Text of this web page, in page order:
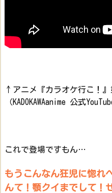
↑アニメ『カラオケ行こ！
（KADOKAWAanime 公式
これで登場ですもん…
もうこんなん狂児に惚れ
んて！顎クイまでして！